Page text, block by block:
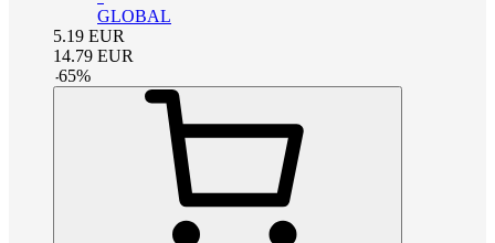
GLOBAL
5.19 EUR
14.79 EUR
-65%